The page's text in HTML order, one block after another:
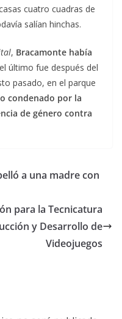
cuatro cuadras de
salían hinchas.
, Bracamonte había
último fue después del
pasado, en el parque
condenado por la
de género contra
a una madre con
para la Tecnicatura
y Desarrollo de
Videojuegos